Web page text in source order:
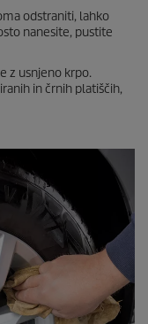
odstraniti, lahko
nanesite, pustite
z usnjeno krpo.
in črnih platiščih,